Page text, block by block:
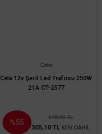
Cata
Cata 12v Şerit Led Trafosu 250W
21A CT-2577
%55
678,00 TL
305,10 TL KDV DAHİL